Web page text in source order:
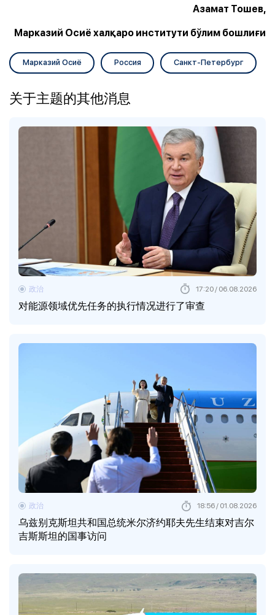
Азамат Тошев,
Марказий Осиё халқаро институти бўлим бошлиғи
Марказий Осиё Россия Санкт-Петербург
关于主题的其他消息
对能源领域优先任务的执行情况进行了审查
政治 17:20 / 06.08.2026
乌兹别克斯坦共和国总统米尔济约耶夫先生结束对吉尔
吉斯斯坦的国事访问
政治 18:56 / 01.08.2026